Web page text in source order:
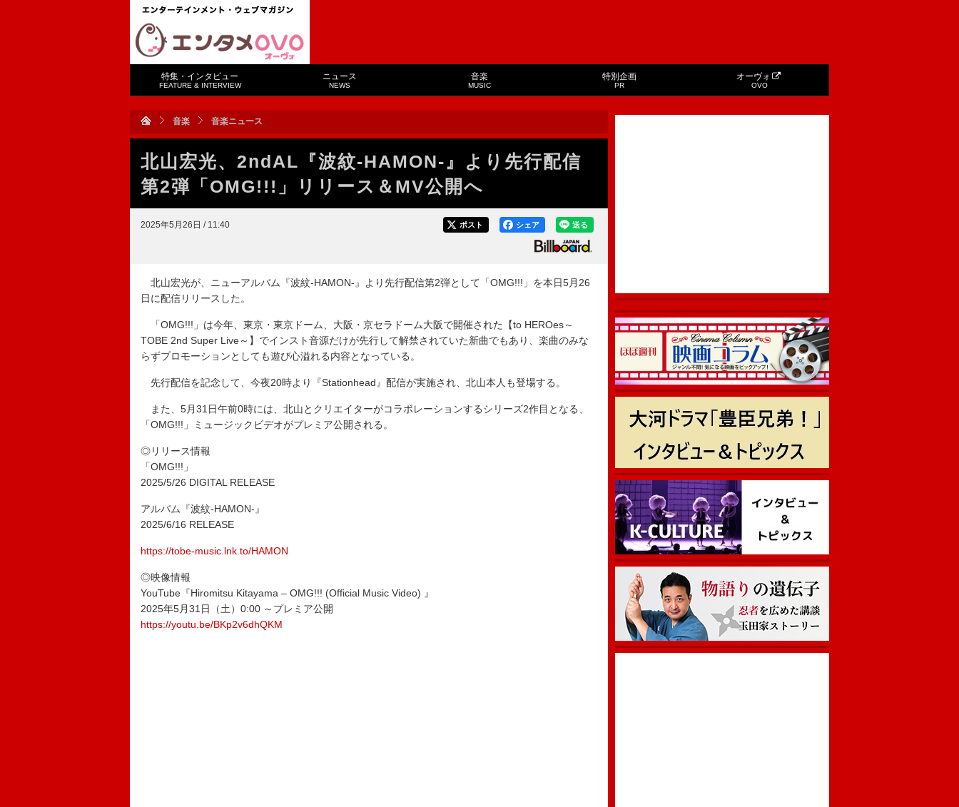
特集・インタビュー
FEATURE & INTERVIEW
ニュース
NEWS
音楽
MUSIC
特別企画
PR
オーヴォ
OVO
音楽 音楽ニュース
北山宏光、2ndAL『波紋-HAMON-』より先行配信
第2弾「OMG!!!」リリース＆MV公開へ
2025年5月26日 / 11:40 送る
シェア
ポスト
北山宏光が、ニューアルバム『波紋-HAMON-』より先行配信第2弾として「OMG!!!」を本日5月26
日に配信リリースした。
「OMG!!!」は今年、東京・東京ドーム、大阪・京セラドーム大阪で開催された【to HEROes～
TOBE 2nd Super Live～】でインスト音源だけが先行して解禁されていた新曲でもあり、楽曲のみな
らずプロモーションとしても遊び心溢れる内容となっている。
先行配信を記念して、今夜20時より『Stationhead』配信が実施され、北山本人も登場する。
また、5月31日午前0時には、北山とクリエイターがコラボレーションするシリーズ2作目となる、
「OMG!!!」ミュージックビデオがプレミア公開される。
◎リリース情報
「OMG!!!」
2025/5/26 DIGITAL RELEASE
アルバム『波紋-HAMON-』
2025/6/16 RELEASE
https://tobe-music.lnk.to/HAMON
◎映像情報
YouTube『Hiromitsu Kitayama – OMG!!! (Official Music Video) 』
2025年5月31日（土）0:00 ～プレミア公開
https://youtu.be/BKp2v6dhQKM